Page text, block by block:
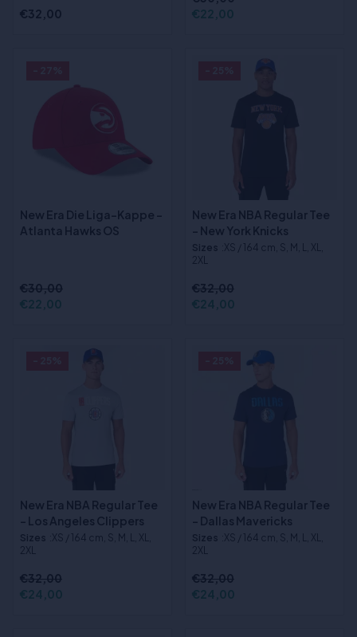
€32,00
€22,00
New Era Die Liga-Kappe -
Atlanta Hawks OS
€30,00
€22,00
New Era NBA Regular Tee
- New York Knicks
Sizes :XS / 164 cm, S, M, L, XL,
2XL
€32,00
€24,00
New Era NBA Regular Tee
- Los Angeles Clippers
Sizes :XS / 164 cm, S, M, L, XL,
2XL
€32,00
€24,00
New Era NBA Regular Tee
- Dallas Mavericks
Sizes :XS / 164 cm, S, M, L, XL,
2XL
€32,00
€24,00